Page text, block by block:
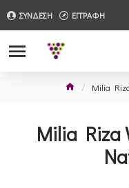
ΣΥΝΔΕΣΗ ΕΓΓΡΑΦΗ
Milia
Milia Riza